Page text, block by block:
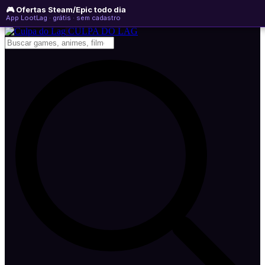
🎮 Ofertas Steam/Epic todo dia
App LootLag · grátis · sem cadastro
domingo, 09 de agosto de 2026 WhatsApp
Newsletter
CULPA DO LAG